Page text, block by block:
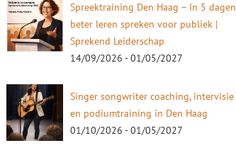
Spreektraining Den Haag – In 5 dagen
beter leren spreken voor publiek |
Sprekend Leiderschap
14/09/2026 - 01/05/2027
Singer songwriter coaching, intervisie
en podiumtraining in Den Haag
01/10/2026 - 01/05/2027